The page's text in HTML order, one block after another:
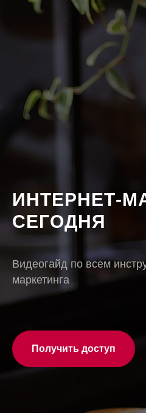
ИНТЕРНЕТ-
СЕГОДНЯ
Видеогайд по всем
маркетинга
Получить доступ